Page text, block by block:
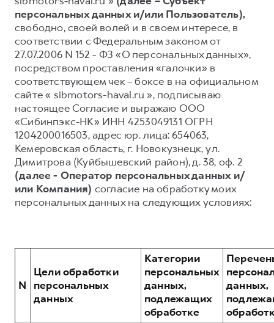
DARGO DARGO X
от 3 499 000 ₽
F7
от 2 899 000 ₽
F7X
от 3 599 000 ₽
Тест-драйв
Трейд-ин
КРЕДИТ И СТРАХОВАНИЕ
Кредитный калькулятор
Страхование
Кредит
КОРПОРАТИВНЫМ КЛИЕНТАМ
Для малого бизнеса
Система управления автопарком GWM Fleet
Сервис для корпоративных клиентов
HAVAL Лизинг
СЕРВИСНОЕ ОБСЛУЖИВАНИЕ
Нулевое ТО
Программа «Помощь на дороге»
Регламенты технического обслуживания
Электронный ПТС
ПОДДЕРЖКА
GWM Безопасность
Гарантия HAVAL
Мобильное приложение GWM
АКСЕССУАРЫ HAVAL
Автомобильные аксессуары
О дилере
Наша команда
Контакты
персональных данных и/или Пользователь),
свободно, своей волей и в своем интересе, в
соответствии с Федеральным законом от
27.07.2006 N 152 - ФЗ «О персональных данных»,
посредством проставления «галочки» в
соответствующем чек – боксе в на официальном
сайте « sibmotors-haval.ru », подписываю
настоящее Согласие и выражаю ООО
«Сибинпэкс-НК» ИНН 4253049131 ОГРН
1204200016503, адрес юр. лица: 654063,
Кемеровская область, г. Новокузнецк, ул.
Димитрова (Куйбышевский район), д. 38, оф. 2
(далее - Оператор персональных данных и/
или Компания) согласие на обработку моих
персональных данных на следующих условиях:
N
Цели обработки
персональных
данных
Категории
персональных
данных,
подлежащих
обработке
данных,